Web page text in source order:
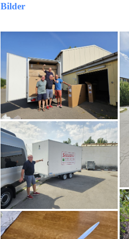
Bilder